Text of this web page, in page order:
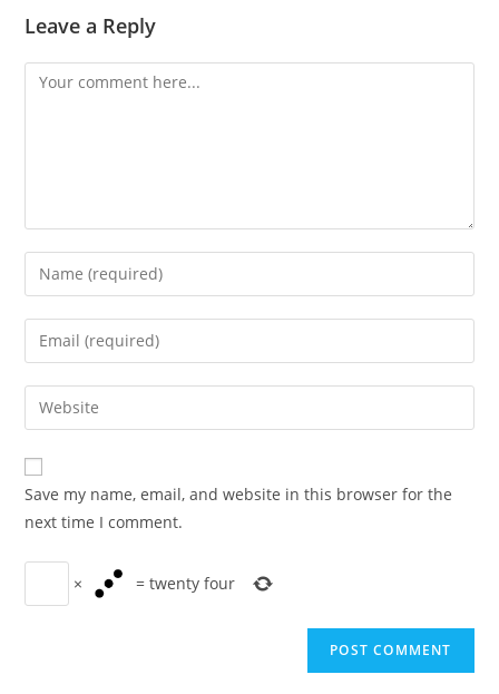
Leave a Reply
Comment
Enter
your
name
comment
Enter
your
email
address
comment
Enter
your
website
URL
(optional)
Save my name, email, and website in this browser for the
next time I comment.
× =twenty four